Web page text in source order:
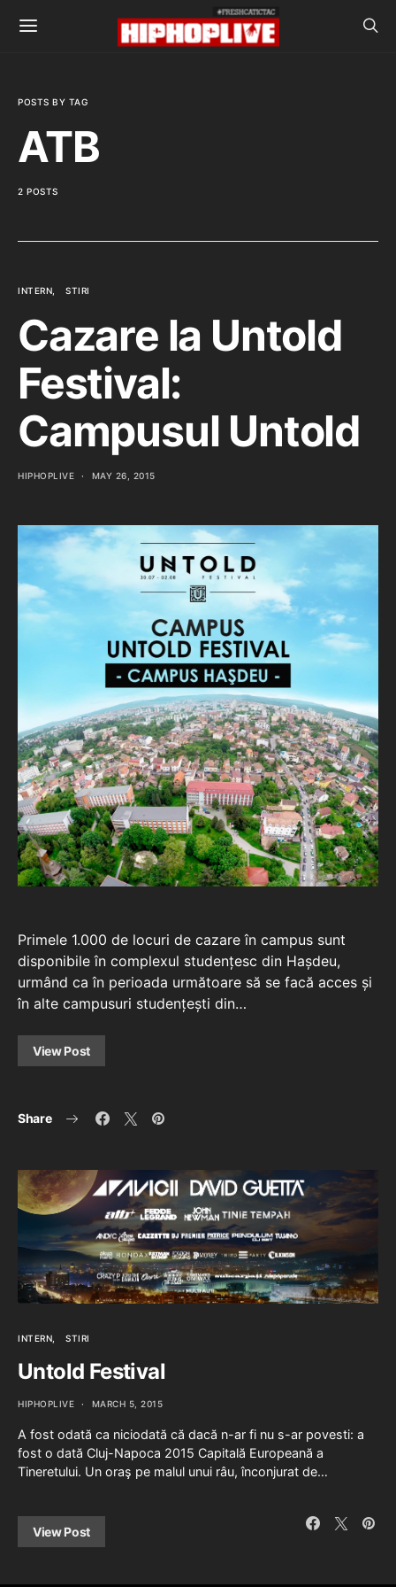
POSTS BY TAG
ATB
2 POSTS
INTERN STIRI
Cazare la Untold
Festival:
Campusul Untold
HIPHOPLIVE MAY 26, 2015
Primele 1.000 de locuri de cazare în campus sunt
disponibile în complexul studențesc din Hașdeu,
urmând ca în perioada următoare să se facă acces și
în alte campusuri studențești din…
View Post
Share
INTERN STIRI
Untold Festival
HIPHOPLIVE MARCH 5, 2015
A fost odată ca niciodată că dacă n-ar fi nu s-ar povesti: a
fost o dată Cluj-Napoca 2015 Capitală Europeană a
Tineretului. Un oraş pe malul unui râu, înconjurat de…
View Post